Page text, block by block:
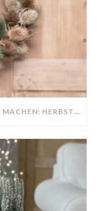
KRANZ AUS WILDEN KARDE SELBER MACHEN: HERBSTDEKO GANZ EINFACH